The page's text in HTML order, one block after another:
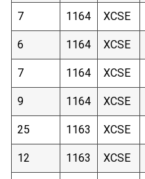
7 1164 XCSE
6 1164 XCSE
7 1164 XCSE
9 1164 XCSE
25 1163 XCSE
12 1163 XCSE